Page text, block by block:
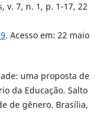
v. 7, n. 1, p. 1-17, 22
. Acesso em: 22 maio
uma proposta de
da Educação. Salto
de gênero. Brasília,